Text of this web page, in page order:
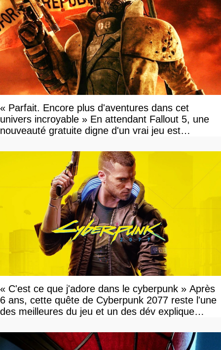
« Parfait. Encore plus d'aventures dans cet
univers incroyable » En attendant Fallout 5, une
nouveauté gratuite digne d'un vrai jeu est
« C'est ce que j'adore dans le cyberpunk » Après
6 ans, cette quête de Cyberpunk 2077 reste l'une
des meilleures du jeu et un des dév explique